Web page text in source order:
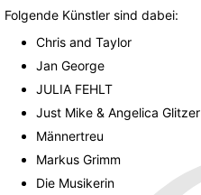
Folgende Künstler sind dabei:
Chris and Taylor
Jan George
JULIA FEHLT
Just Mike & Angelica Glitzer
Männertreu
Markus Grimm
Die Musikerin